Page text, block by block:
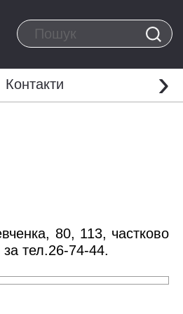
Контакти ›
80, 113, частково
тел.26-74-44.